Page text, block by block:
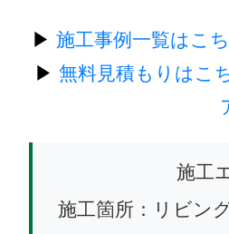
▶ 施工事例一覧はこ
▶ 無料見積もりはこ
施工
施工箇所：リビン